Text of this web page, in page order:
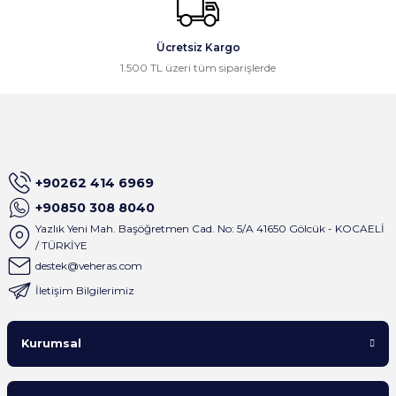
A... M... | 01/09/2025
Satıcı gerçekten çok ilgili. Ürünleri
sipariş verdiğim gün kargoladılar ve
ürünlerin paketlemesi çok iyiydi.
Yanında gönderilen hediyeler içinde
A... K... | 22/05/2025
Başka mağaza aramaya gerek yok iyi
Ücretsiz Kargo
1.500 TL üzeri tüm siparişlerde
+90262 414 6969
+90850 308 8040
Yazlık Yeni Mah. Başöğretmen Cad. No: 5/A 41650 Gölcük - KOCAELİ
/ TÜRKİYE
destek@veheras.com
İletişim Bilgilerimiz
Kurumsal